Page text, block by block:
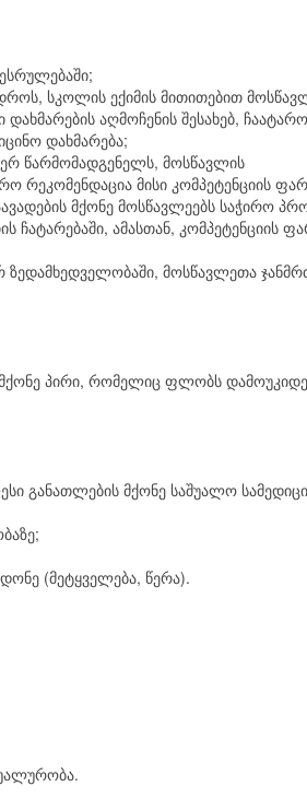
სკოლის ექიმის მითითებით
აღმოჩენის შესახებ,
დახმარება;
წარმომადგენელს, მოსწავლის
რეკომენდაცია მისი კომპეტენციის
მქონე მოსწავლეებს საჭირო
ჩატარებაში, ამასთან,
მოსწავლეთა
პირი, რომელიც ფლობს
განათლების მქონე საშუალო
(მეტყველება, წერა).